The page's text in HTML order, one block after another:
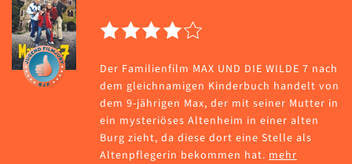
Der Familienfilm MAX UND DIE WILDE 7 nach
dem gleichnamigen Kinderbuch handelt von
dem 9-jährigen Max, der mit seiner Mutter in
ein mysteriöses Altenheim in einer alten
Burg zieht, da diese dort eine Stelle als
Altenpflegerin bekommen hat. mehr